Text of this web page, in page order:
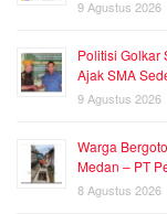
9 Agustus 2026
Politisi Golkar
Ajak SMA
9 Agustus 2026
Warga
Medan – PT
8 Agustus 2026